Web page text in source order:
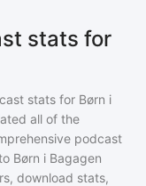
stats for
stats for Børn i
all of the
podcast
Børn i Bagagen
download stats,